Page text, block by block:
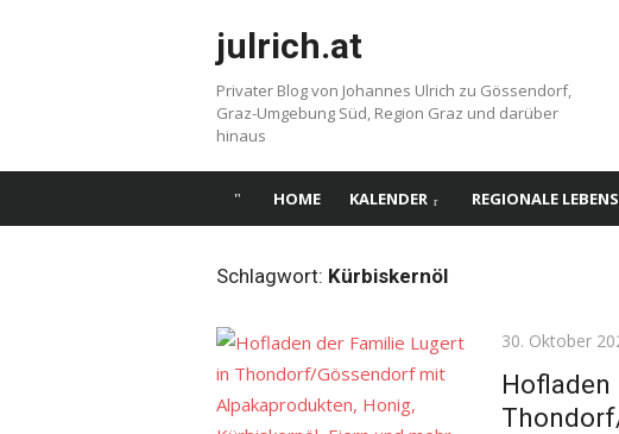
julrich.at
Privater Blog von Johannes Ulrich zu Gössendorf,
Graz-Umgebung Süd, Region Graz und darüber
hinaus
HOME KALENDER REGIONALE
Schlagwort: Kürbiskernöl
Posted
30. Oktober